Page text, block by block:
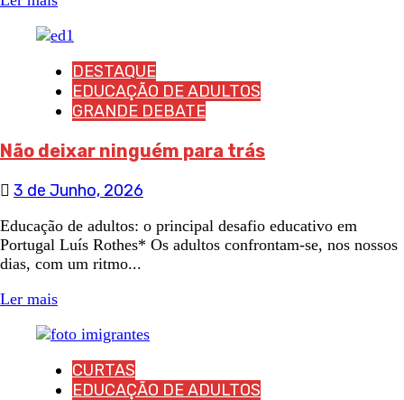
DESTAQUE
EDUCAÇÃO DE ADULTOS
GRANDE DEBATE
Não deixar ninguém para trás
3 de Junho, 2026
Educação de adultos: o principal desafio educativo em
Portugal Luís Rothes* Os adultos confrontam-se, nos nossos
dias, com um ritmo...
Ler mais
CURTAS
EDUCAÇÃO DE ADULTOS